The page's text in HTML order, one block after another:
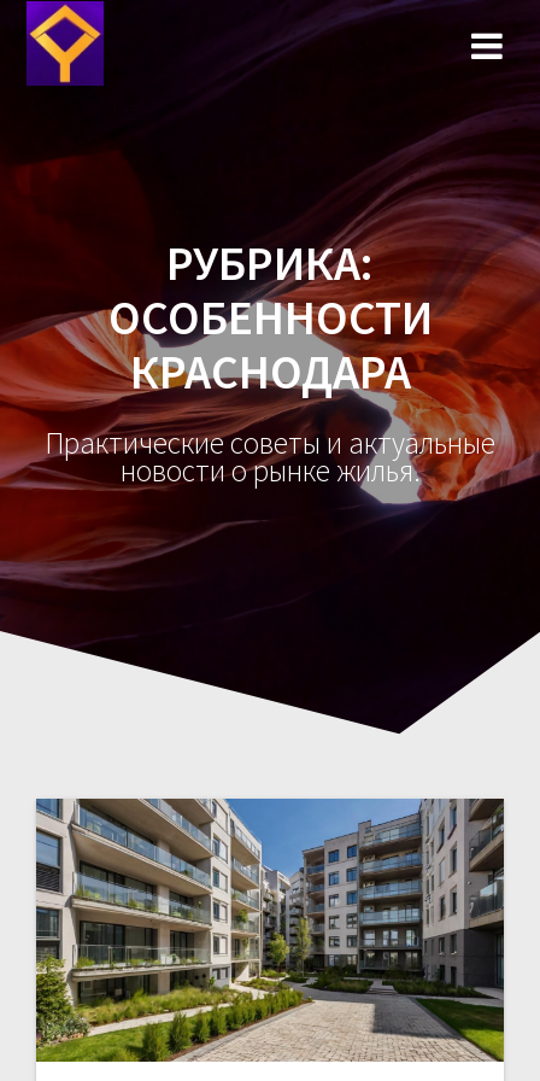
Перейти
к
содержимому
РУБРИКА:
ОСОБЕННОСТИ
КРАСНОДАРА
Практические советы и актуальные
новости о рынке жилья.